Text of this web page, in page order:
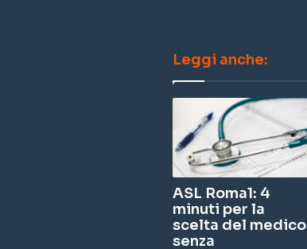
Leggi anche:
ASL Roma1: 4
minuti per la
scelta del medico
senza